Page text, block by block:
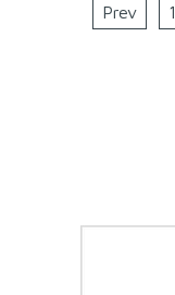
Prev 1